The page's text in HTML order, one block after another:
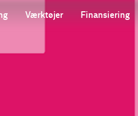
Værktøjer Finansiering